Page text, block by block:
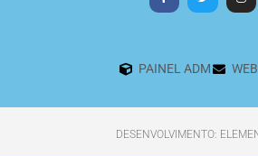
PAINEL ADM
DESENVOLVIMENTO: